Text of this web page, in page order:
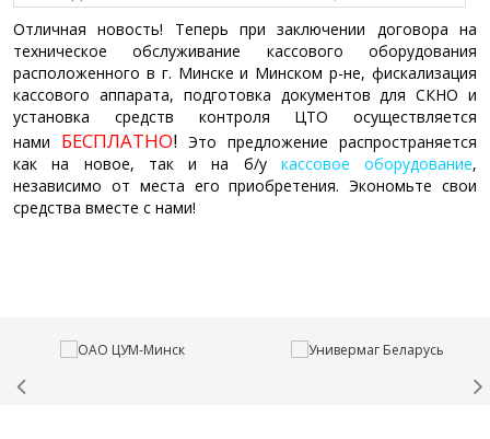
Отличная новость! Теперь при заключении договора на
техническое обслуживание кассового оборудования
расположенного в г. Минске и Минском р-не, фискализация
кассового аппарата, подготовка документов для СКНО и
установка средств контроля ЦТО осуществляется
нами БЕСПЛАТНО! Это предложение распространяется
как на новое, так и на б/у кассовое оборудование,
независимо от места его приобретения. Экономьте свои
средства вместе с нами!